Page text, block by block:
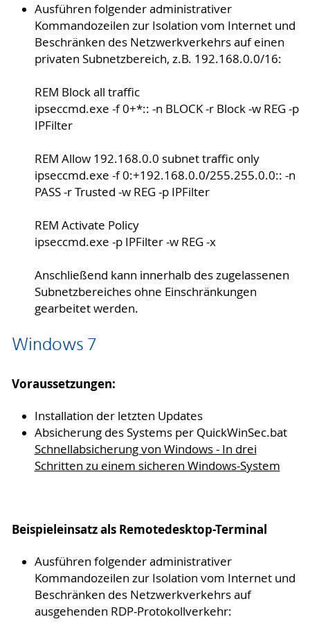
Ausführen folgender administrativer
Kommandozeilen zur Isolation vom Internet und
Beschränken des Netzwerkverkehrs auf einen
privaten Subnetzbereich, z.B. 192.168.0.0/16:
REM Block all traffic
ipseccmd.exe -f 0+*:: -n BLOCK -r Block -w REG -p
IPFilter
REM Allow 192.168.0.0 subnet traffic only
ipseccmd.exe -f 0:+192.168.0.0/255.255.0.0:: -n
PASS -r Trusted -w REG -p IPFilter
REM Activate Policy
ipseccmd.exe -p IPFilter -w REG -x
Anschließend kann innerhalb des zugelassenen
Subnetzbereiches ohne Einschränkungen
gearbeitet werden.
Windows 7
Voraussetzungen:
Installation der letzten Updates
Absicherung des Systems per QuickWinSec.bat
Schnellabsicherung von Windows - In drei
Schritten zu einem sicheren Windows-System
Beispieleinsatz als Remotedesktop-Terminal
Ausführen folgender administrativer
Kommandozeilen zur Isolation vom Internet und
Beschränken des Netzwerkverkehrs auf
ausgehenden RDP-Protokollverkehr: